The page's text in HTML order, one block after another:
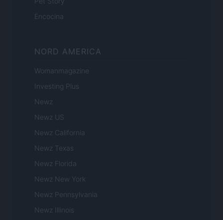
Encocina
NORD AMERICA
Womanmagazine
Investing Plus
Newz
Newz US
Newz California
Newz Texas
Newz Florida
Newz New York
Newz Pennsylvania
Newz Illinois